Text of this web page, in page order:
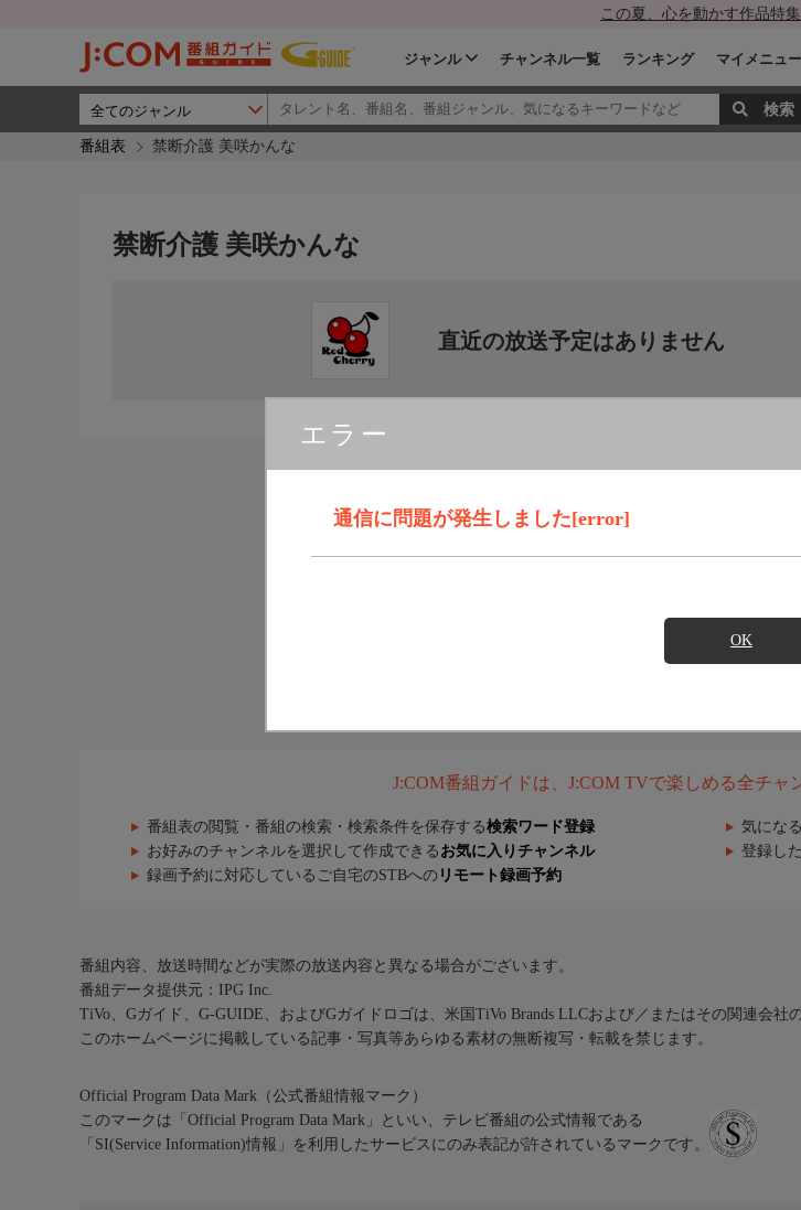
この夏、心を動かす作品特
ジャンル チャンネル一覧 ランキング マイメニュー
番組表 禁断介護 美咲かんな
エラー
通信に問題が発生しました[error]
OK
禁断介護 美咲かんな
直近の放送予定はありません
J:COM番組ガイドは、J:COM TVで楽しめる全チャ
番組表の閲覧・番組の検索・検索条件を保存する検索ワード登録 気にな
お好みのチャンネルを選択して作成できる お気に入りチャンネル 登録し
録画予約に対応しているご自宅のSTBへの リモート録画予約
番組内容、放送時間などが実際の放送内容と異なる場合がございます。
番組データ提供元：IPG Inc.
TiVo、Gガイド、G-GUIDE、およびGガイドロゴは、米国TiVo Brands LLCおよび／またはその関連会社
このホームページに掲載している記事・写真等あらゆる素材の無断複写・転載を禁じます。
Official Program Data Mark（公式番組情報マーク）
このマークは「Official Program Data Mark」といい、テレビ番組の公式情報である
「SI(Service Information)情報」を利用したサービスにのみ表記が許されているマークです。